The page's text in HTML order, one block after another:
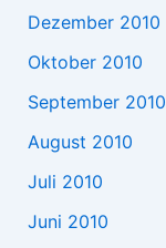
Dezember 2010
Oktober 2010
September 2010
August 2010
Juli 2010
Juni 2010